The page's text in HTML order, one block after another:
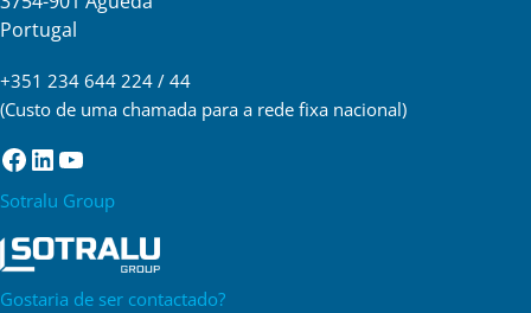
Portugal
+351 234 644 224 / 44
(Custo de uma chamada para a rede fixa nacional)
Facebook
LinkedIn
YouTube
Sotralu Group
Gostaria de ser contactado?